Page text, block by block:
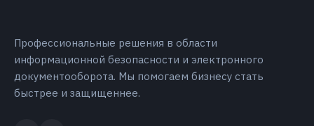
Профессиональные решения в области
информационной безопасности и электронного
документооборота. Мы помогаем бизнесу стать
быстрее и защищеннее.